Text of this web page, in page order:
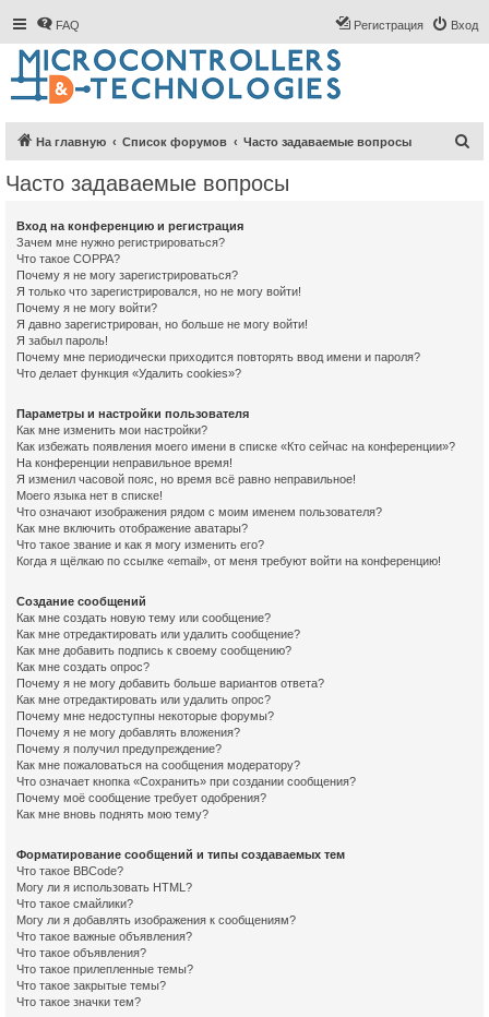
FAQ Вход
Регистрация
На главную Список форумов Часто задаваемые вопросы
Часто задаваемые вопросы
Вход на конференцию и регистрация
Зачем мне нужно регистрироваться?
Что такое COPPA?
Почему я не могу зарегистрироваться?
Я только что зарегистрировался, но не могу войти!
Почему я не могу войти?
Я давно зарегистрирован, но больше не могу войти!
Я забыл пароль!
Почему мне периодически приходится повторять ввод имени и пароля?
Что делает функция «Удалить cookies»?
Параметры и настройки пользователя
Как мне изменить мои настройки?
Как избежать появления моего имени в списке «Кто сейчас на конференции»?
На конференции неправильное время!
Я изменил часовой пояс, но время всё равно неправильное!
Моего языка нет в списке!
Что означают изображения рядом с моим именем пользователя?
Как мне включить отображение аватары?
Что такое звание и как я могу изменить его?
Когда я щёлкаю по ссылке «email», от меня требуют войти на конференцию!
Создание сообщений
Как мне создать новую тему или сообщение?
Как мне отредактировать или удалить сообщение?
Как мне добавить подпись к своему сообщению?
Как мне создать опрос?
Почему я не могу добавить больше вариантов ответа?
Как мне отредактировать или удалить опрос?
Почему мне недоступны некоторые форумы?
Почему я не могу добавлять вложения?
Почему я получил предупреждение?
Как мне пожаловаться на сообщения модератору?
Что означает кнопка «Сохранить» при создании сообщения?
Почему моё сообщение требует одобрения?
Как мне вновь поднять мою тему?
Форматирование сообщений и типы создаваемых тем
Что такое BBCode?
Могу ли я использовать HTML?
Что такое смайлики?
Могу ли я добавлять изображения к сообщениям?
Что такое важные объявления?
Что такое объявления?
Что такое прилепленные темы?
Что такое закрытые темы?
Что такое значки тем?